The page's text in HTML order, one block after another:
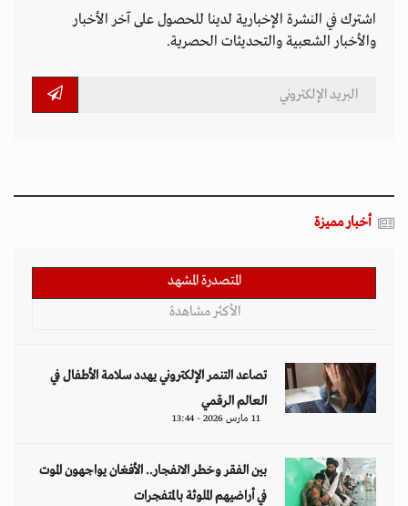
اشترك في النشرة الإخبارية لدينا للحصول على آخر الأخبار
والأخبار الشعبية والتحديثات الحصرية.
أخبار مميزة
المتصدرة المشهد
الأكثر مشاهدة
تصاعد التنمر الإلكتروني يهدد سلامة الأطفال في
العالم الرقمي
11 مارس 2026 - 13:44
بين الفقر وخطر الانفجار.. الأفغان يواجهون الموت
في أراضيهم الملوثة بالمتفجرات